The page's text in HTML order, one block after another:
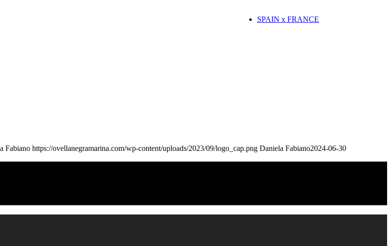
SPAIN x FRANCE
Fabiano https://ovellanegramarina.com/wp-content/uploads/2023/09/logo_cap.png Daniela Fabiano2024-06-30